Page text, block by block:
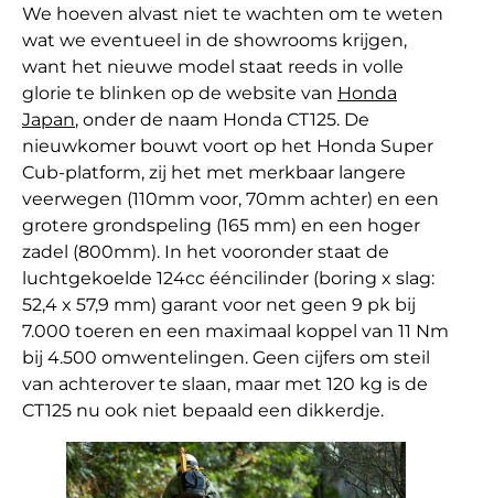
We hoeven alvast niet te wachten om te weten
wat we eventueel in de showrooms krijgen,
want het nieuwe model staat reeds in volle
glorie te blinken op de website van Honda
Japan, onder de naam Honda CT125. De
nieuwkomer bouwt voort op het Honda Super
Cub-platform, zij het met merkbaar langere
veerwegen (110mm voor, 70mm achter) en een
grotere grondspeling (165 mm) en een hoger
zadel (800mm). In het vooronder staat de
luchtgekoelde 124cc ééncilinder (boring x slag:
52,4 x 57,9 mm) garant voor net geen 9 pk bij
7.000 toeren en een maximaal koppel van 11 Nm
bij 4.500 omwentelingen. Geen cijfers om steil
van achterover te slaan, maar met 120 kg is de
CT125 nu ook niet bepaald een dikkerdje.